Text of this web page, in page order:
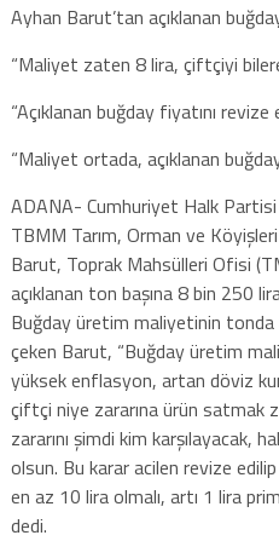
Ayhan Barut’tan açıklanan
“Maliyet zaten 8 lira, çiftçiyi
“Açıklanan buğday fiyatını
“Maliyet ortada, açıklanan
ADANA- Cumhuriyet Halk
TBMM Tarım, Orman ve
Barut, Toprak Mahsülleri Ofisi
açıklanan ton başına 8 bin 250
Buğday üretim maliyetinin tonda
çeken Barut, “Buğday üretim
yüksek enflasyon, artan döviz
çiftçi niye zararına ürün satmak
zararını şimdi kim karşılayacak,
olsun. Bu karar acilen revize
en az 10 lira olmalı, artı 1 lira
dedi.